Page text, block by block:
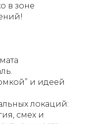
в зоне
и идеей
локаций:
смех и